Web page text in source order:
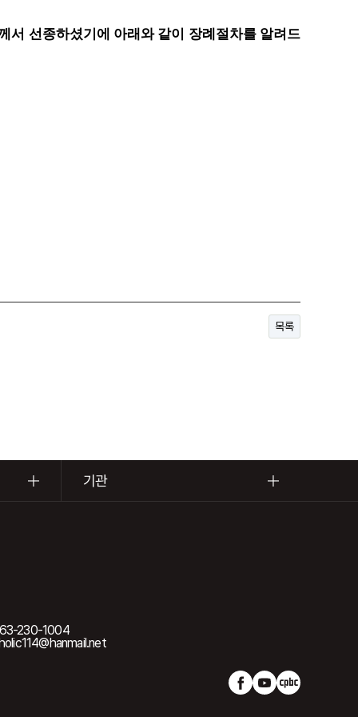
선종하셨기에 아래와 같이 장례절차를 알려드
목록
기관
230-1004